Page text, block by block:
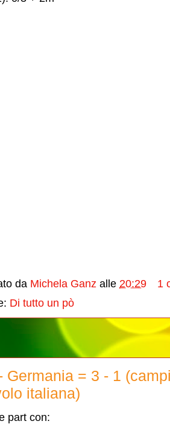
da Michela Ganz alle 20:29
1
Di tutto un pò
Germania = 3 - 1
italiana)
part con: